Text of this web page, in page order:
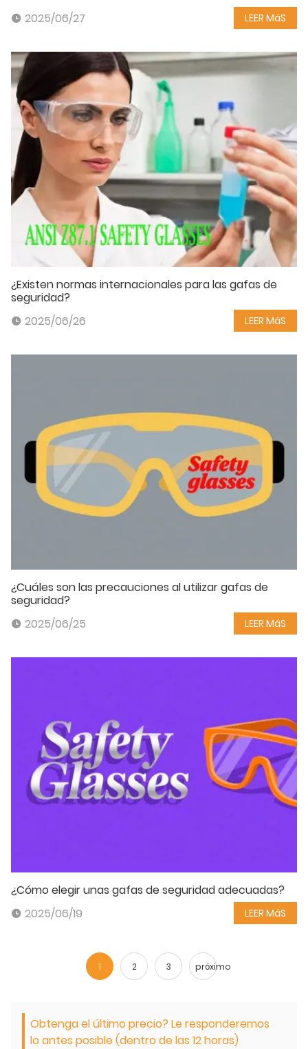
2025/06/27
LEER MáS
¿Existen normas internacionales para las gafas de
seguridad?
2025/06/26
LEER MáS
¿Cuáles son las precauciones al utilizar gafas de
seguridad?
2025/06/25
LEER MáS
¿Cómo elegir unas gafas de seguridad adecuadas?
2025/06/19
LEER MáS
1 2 3 próximo
Obtenga el último precio? Le responderemos
lo antes posible (dentro de las 12 horas)